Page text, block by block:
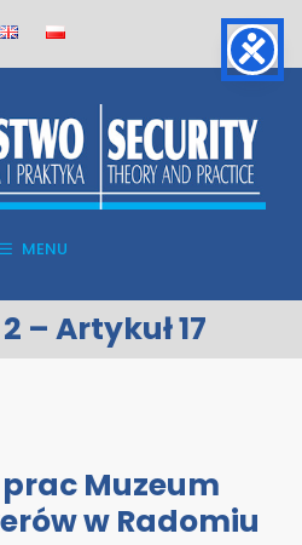
MENU
– Artykuł 17
Muzeum
w Radomiu